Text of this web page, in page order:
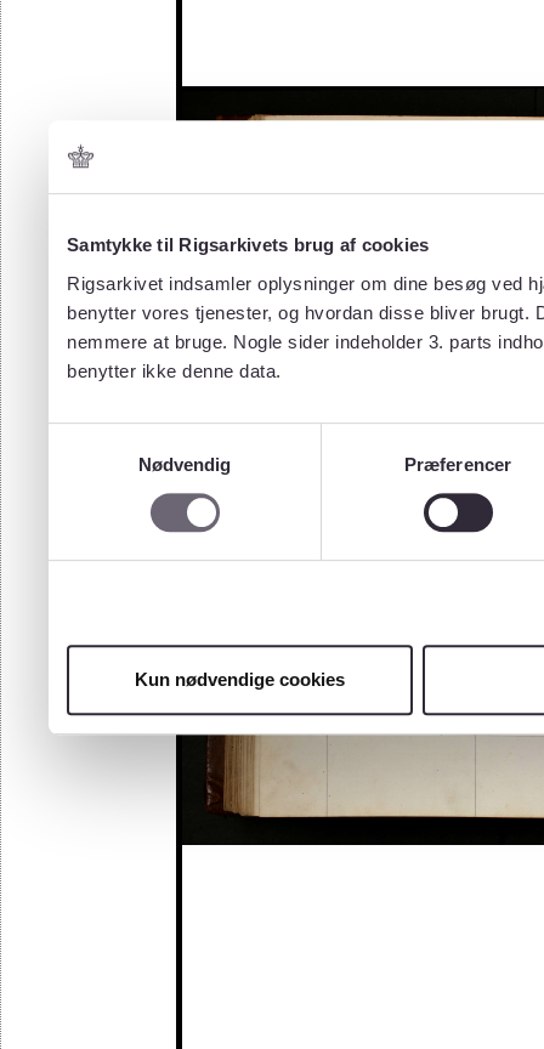
Samtykke til Rigsarkivets brug af cookies
Rigsarkivet indsamler oplysninger om dine besøg ved
benytter vores tjenester, og hvordan disse bliver
nemmere at bruge. Nogle sider indeholder 3. parts
benytter ikke denne data.
Nødvendig
Præferencer
Kun nødvendige cookies